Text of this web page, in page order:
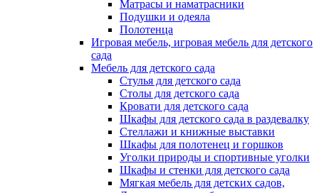
Матрасы и наматрасники
Подушки и одеяла
Полотенца
Игровая мебель, игровая мебель для детского
сада
Мебель для детского сада
Стулья для детского сада
Столы для детского сада
Кровати для детского сада
Шкафы для детского сада в раздевалку
Стеллажи и книжные выставки
Шкафы для полотенец и горшков
Уголки природы и спортивные уголки
Шкафы и стенки для детского сада
Мягкая мебель для детских садов,